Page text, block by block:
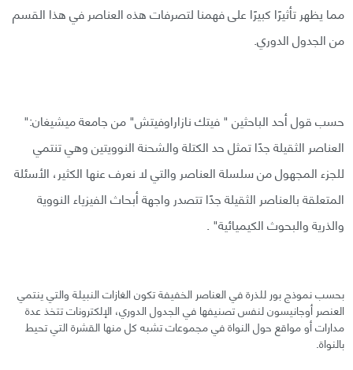
مما يظهر تأثيرًا كبيرًا على فهمنا لتصرفات هذه العناصر في هذا القسم
من الجدول الدوري.
حسب قول أحد الباحثين " فيتك نازاراوفيتش" من جامعة ميشيغان:"
العناصر الثقيلة جدًا تمثل حد الكتلة والشحنة النوويتين وهي تنتمي
للجزء المجهول من سلسلة العناصر والتي لا نعرف عنها الكثير، الأسئلة
المتعلقة بالعناصر الثقيلة جدًا تتصدر واجهة أبحاث الفيزياء النووية
والذرية والبحوث الكيميائية" .
بحسب نموذج بور للذرة في العناصر الخفيفة تكون الغازات النبيلة والتي ينتمي
العنصر أوجانيسون لنفس تصنيفها في الجدول الدوري، الإلكترونات تتخذ عدة
مدارات أو مواقع حول النواة في مجموعات تشبه كل منها القشرة التي تحيط
بالنواة.